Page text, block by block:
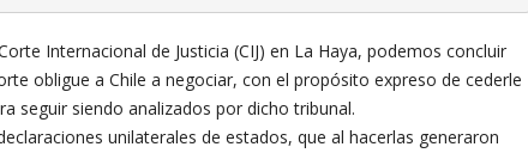
Internacional de Justicia (CIJ) en La Haya, podemos concluir
obligue a Chile a negociar, con el propósito expreso de cederle
seguir siendo analizados por dicho tribunal.
unilaterales de estados, que al hacerlas generaron